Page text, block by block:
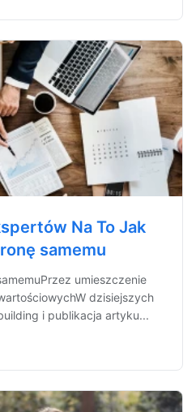
Na To Jak
samemu
umieszczenie
dzisiejszych
i publikacja artyku...